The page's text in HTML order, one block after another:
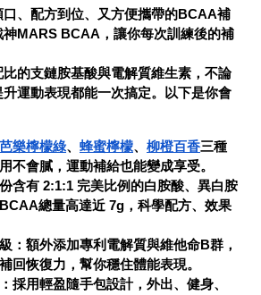
、配方到位、又方便攜帶的BCAA補
神MARS BCAA，讓你每次訓練後的補
的支鏈胺基酸與電解質維生素，不論
運動表現都能一次搞定。以下是你會
芭樂檸檬綠、 蜂蜜檸檬、 柳橙百香三種
不會膩，運動補給也能變成享受。
份含有 2:1:1 完美比例的白胺酸、異白胺
總量高達近 7g，科學配方、效果
：額外添加專利電解質與維他命B群，
回恢復力，幫你穩住體能表現。
：採用輕盈隨手包設計，外出、健身、